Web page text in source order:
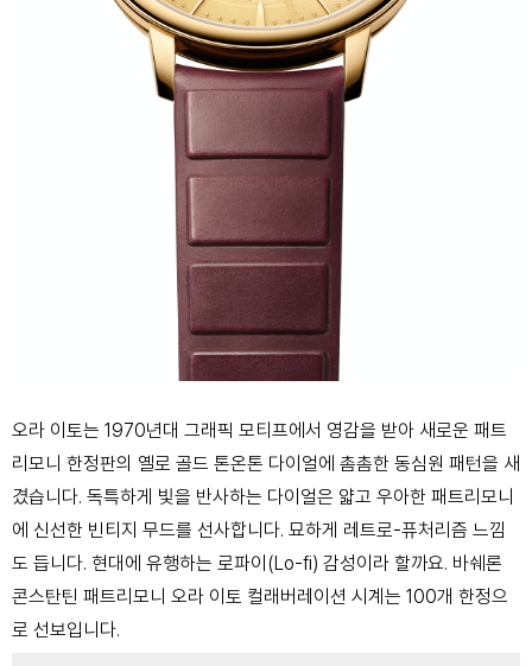
오라 이토는 1970년대 그래픽 모티프에서 영감을 받아 새로운 패트
리모니 한정판의 옐로 골드 톤온톤 다이얼에 촘촘한 동심원 패턴을 새
겼습니다. 독특하게 빛을 반사하는 다이얼은 얇고 우아한 패트리모니
에 신선한 빈티지 무드를 선사합니다. 묘하게 레트로-퓨처리즘 느낌
도 듭니다. 현대에 유행하는 로파이(Lo-fi) 감성이라 할까요. 바쉐론
콘스탄틴 패트리모니 오라 이토 컬래버레이션 시계는 100개 한정으
로 선보입니다.